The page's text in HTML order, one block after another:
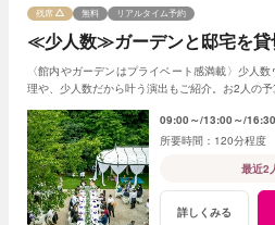
≪少人数≫ガーデンと邸宅を貸
残席 無料 リアルタイム予約
〈館内やガーデンはプライベート感満載〉少人
理や、少人数だから叶う演出もご紹介。お2人の
09:00～ 13:00～
120分程度
最近2
詳しくみる